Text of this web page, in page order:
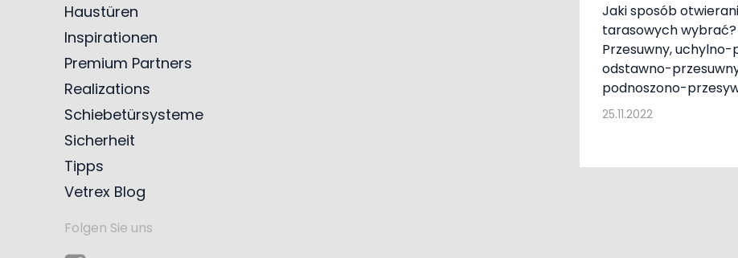
Haustüren
Inspirationen
Premium Partners
Realizations
Schiebetürsysteme
Sicherheit
Tipps
Vetrex Blog
Folgen Sie uns
Jaki sposób
tarasowych wybrać?
Przesuwny, uchylno-
odstawno-
podnoszono-
25.11.2022